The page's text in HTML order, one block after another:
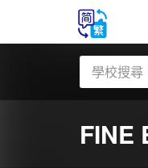
FINE